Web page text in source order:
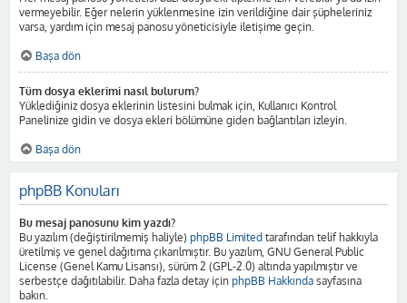
vermeyebilir. Eğer nelerin yüklenmesine izin verildiğine dair şüpheleriniz
varsa, yardım için mesaj panosu yöneticisiyle iletişime geçin.
Başa dön
Tüm dosya eklerimi nasıl bulurum?
Yüklediğiniz dosya eklerinin listesini bulmak için, Kullanıcı Kontrol
Panelinize gidin ve dosya ekleri bölümüne giden bağlantıları izleyin.
Başa dön
phpBB Konuları
Bu mesaj panosunu kim yazdı?
Bu yazılım (değiştirilmemiş haliyle) phpBB Limited tarafından telif hakkıyla
üretilmiş ve genel dağıtıma çıkarılmıştır. Bu yazılım, GNU General Public
License (Genel Kamu Lisansı), sürüm 2 (GPL-2.0) altında yapılmıştır ve
serbestçe dağıtılabilir. Daha fazla detay için phpBB Hakkında sayfasına
bakın.